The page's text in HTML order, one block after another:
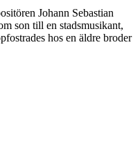
Johann Sebastian
son till en stadsmusikant,
hos en äldre broder